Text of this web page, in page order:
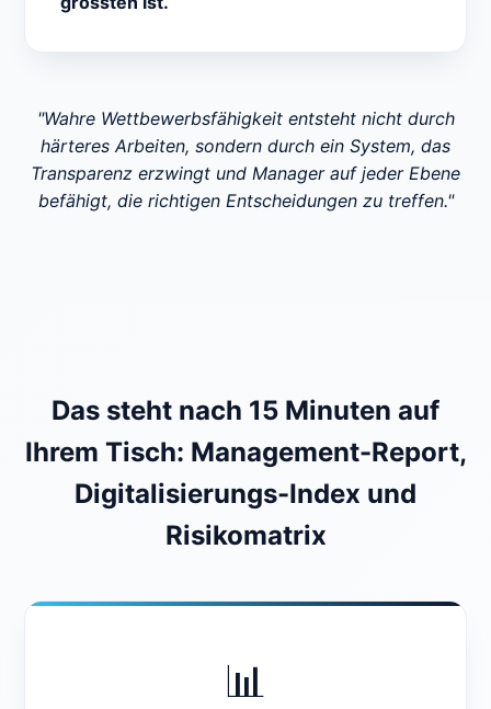
"Wahre Wettbewerbsfähigkeit entsteht nicht durch
härteres Arbeiten, sondern durch ein System, das
Transparenz erzwingt und Manager auf jeder Ebene
befähigt, die richtigen Entscheidungen zu treffen."
Das steht nach 15 Minuten auf
Ihrem Tisch: Management-Report,
Digitalisierungs-Index und
Risikomatrix
📊